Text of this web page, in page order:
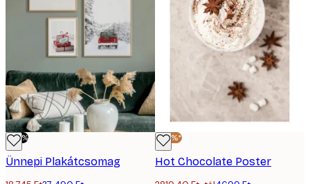
-50%
Ünnepi Plakátcsomag
-40%*
Hot Chocolate Poster